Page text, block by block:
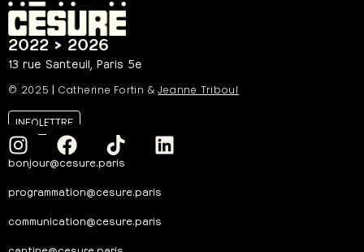
2022 > 2026
13 rue Santeuil, Paris 5e
© 2025 | Catherine Fortin &Jeanne Triboul
INFOLETTRE
bonjour@cesure.paris
programmation@cesure.paris
communication@cesure.paris